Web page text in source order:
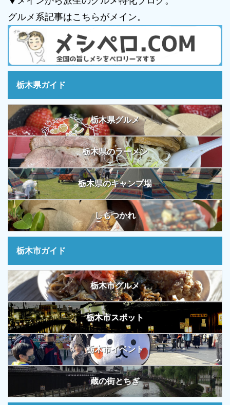
グルメ系記事はこちらがメイン。
栃木県ガイド
栃木県グルメ
栃木県のラーメン
栃木県のキャンプ場
しもつかれ
栃木市ガイド
栃木市グルメ
栃木市スポット
栃木市イベント
蔵の街とちぎ